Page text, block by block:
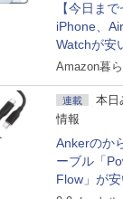
【今日まで
iPhone、
Watchが安
Air」
Amazon暮
連載
本日
情報
Ankerのか
ーブル「
Flow」が安